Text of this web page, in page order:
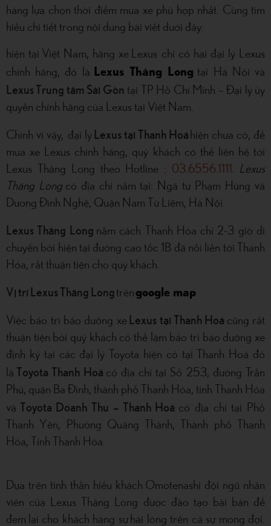
hàng lựa chọn thời điểm mua xe phù hợp nhất. Cùng tìm
hiểu chi tiết trong nội dung bài viết dưới đây:
hiện tại Việt Nam, hãng xe Lexus chỉ có hai đại lý Lexus
chính hãng, đó là Lexus Thăng Long tại Hà Nội và
Lexus Trung tâm Sài Gòn tại TP Hồ Chí Minh – Đại lý ủy
quyền chính hãng của Lexus tại Việt Nam.
Chính vì vậy, đại lý Lexus tại Thanh Hoá hiện chưa có, để
mua xe Lexus chính hãng, quý khách có thể liên hệ tới
Lexus Thăng Long theo Hotline : 03.6556.1111
Lexus
Thăng Longcó địa chỉ nằm tại: Ngã tư Phạm Hùng và
Dương Đình Nghệ, Quận Nam Từ Liêm, Hà Nội.
Lexus Thăng Long nằm cách Thanh Hóa chỉ 2-3 giờ di
chuyển bởi hiện tại đường cao tốc 1B đã nối liền tới Thanh
Hóa, rất thuận tiện cho quý khách.
Vị trí Lexus Thăng Longtrêngoogle map
Việc bảo trì bảo dưỡng xe Lexus tại Thanh Hoá cũng rất
thuận tiện bởi quý khách có thể làm bảo trì bảo dưỡng xe
định kỳ tại các đại lý Toyota hiện có tại Thanh Hoá đó
là Toyota Thanh Hoá có địa chỉ tại Số 253, đường Trần
Phú, quận Ba Đình, thành phố Thanh Hóa, tỉnh Thanh Hóa
và Toyota Doanh Thu – Thanh Hoá có địa chỉ tại Phố
Thanh Yên, Phường Quảng Thành, Thành phố Thanh
Hóa, Tỉnh Thanh Hóa.
Dựa trên tinh thần hiếu khách Omotenashi đội ngũ nhân
viên của Lexus Thăng Long được đào tạo bài bản để
đem lại cho khách hàng sự hài lòng trên cả sự mong đợi.